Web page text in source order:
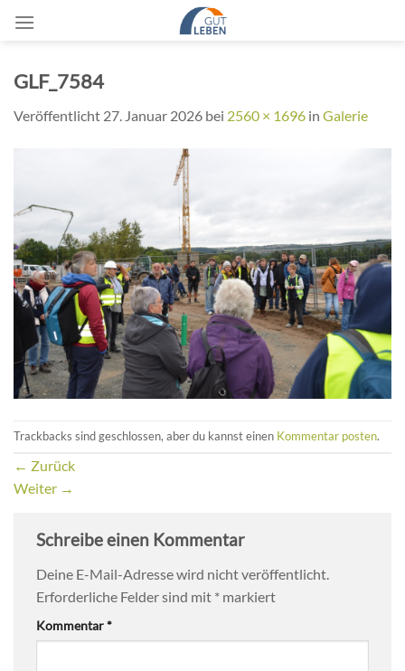
Inhalt
GLF_7584
Veröffentlicht 27. Januar 2026 bei 2560 × 1696 in Galerie
Trackbacks sind geschlossen, aber du kannst einen Kommentar posten.
← Zurück
Weiter →
Schreibe einen Kommentar
Deine E-Mail-Adresse wird nicht veröffentlicht.
Erforderliche Felder sind mit * markiert
Kommentar*